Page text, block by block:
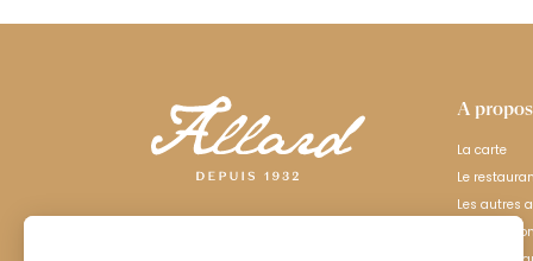
A propos
La carte
Le
Les autres